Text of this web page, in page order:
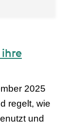
2025
regelt, wie
und